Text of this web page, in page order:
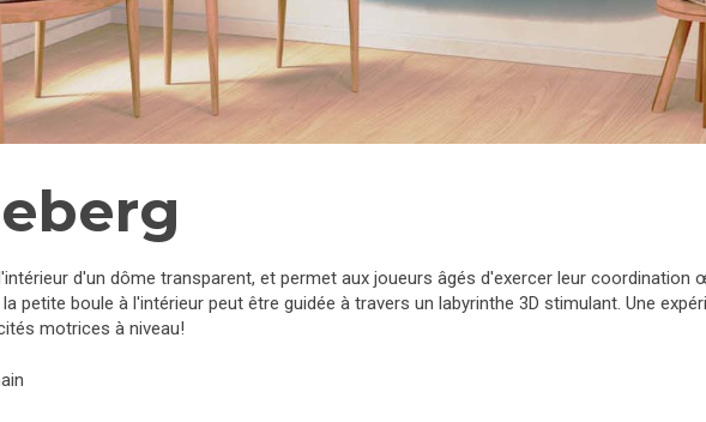
d'un dôme transparent, et permet aux joueurs âgés d'exercer leur coordination
petite boule à l'intérieur peut être guidée à travers un labyrinthe 3D stimulant. Une
motrices à niveau!